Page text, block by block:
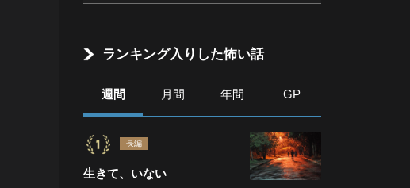
ランキング入りした怖い話
週間 月間 年間 GP
長編
生きて、いない